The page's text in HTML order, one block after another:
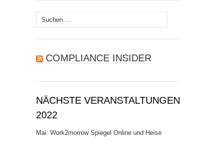
Suchen
nach:
COMPLIANCE INSIDER
NÄCHSTE VERANSTALTUNGEN
2022
Mai: Work2morrow Spiegel Online und Heise